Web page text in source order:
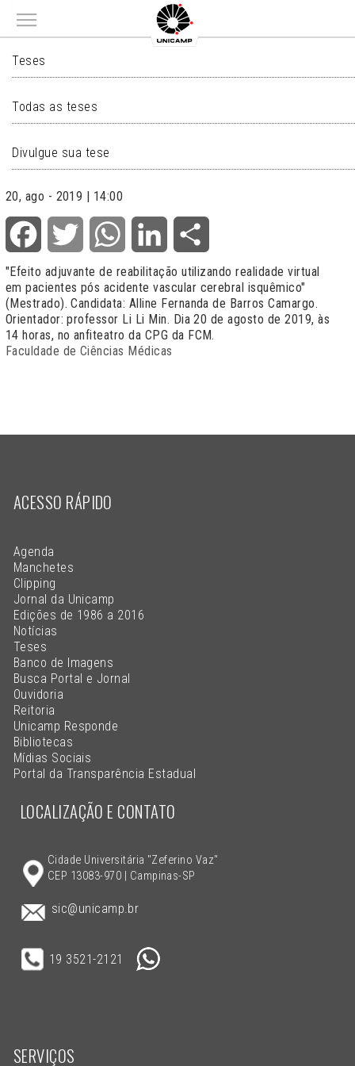
Main menu
TESES
Teses
Todas as teses
Divulgue sua tese
20, ago - 2019 | 14:00
Facebook Twitter WhatsApp LinkedIn
"Efeito adjuvante de reabilitação utilizando realidade virtual
em pacientes pós acidente vascular cerebral isquêmico"
(Mestrado). Candidata: Alline Fernanda de Barros Camargo.
Orientador: professor Li Li Min. Dia 20 de agosto de 2019, às
14 horas, no anfiteatro da CPG da FCM.
Faculdade de Ciências Médicas
ACESSO RÁPIDO
Agenda
Manchetes
Clipping
Jornal da Unicamp
Edições de 1986 a 2016
Notícias
Teses
Banco de Imagens
Busca Portal e Jornal
Ouvidoria
Reitoria
Unicamp Responde
Bibliotecas
Mídias Sociais
Portal da Transparência Estadual
LOCALIZAÇÃO E CONTATO
Cidade Universitária "Zeferino Vaz"
CEP 13083-970 | Campinas-SP
sic@unicamp.br
19 3521-2121
SERVIÇOS